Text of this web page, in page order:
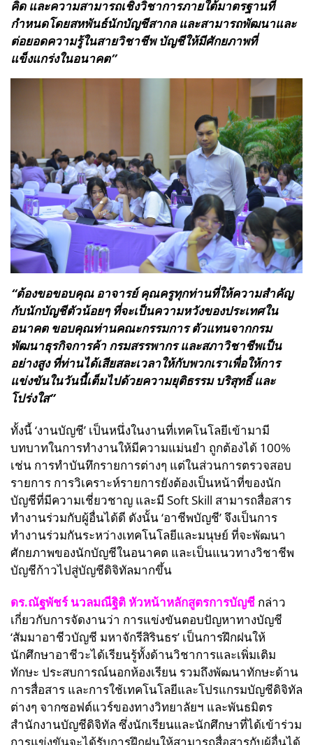
คิด และความสามารถเชิงวิชาการภายใต้มาตรฐานที่
กำหนดโดยสหพันธ์นักบัญชีสากล และสามารถพัฒนาและ
ต่อยอดความรู้ในสายวิชาชีพ บัญชีให้มีศักยภาพที่
แข็งแกร่งในอนาคต”
“ต้องขอขอบคุณ อาจารย์ คุณครูทุกท่านที่ให้ความสำคัญ
กับนักบัญชีตัวน้อยๆ ที่จะเป็นความหวังของประเทศใน
อนาคต ขอบคุณท่านคณะกรรมการ ตัวแทนจากกรม
พัฒนาธุรกิจการค้า กรมสรรพากร และสภาวิชาชีพเป็น
อย่างสูง ที่ท่านได้เสียสละเวลาให้กับพวกเราเพื่อให้การ
แข่งขันในวันนี้เต็มไปด้วยความยุติธรรม บริสุทธิ์ และ
โปร่งใส”
ทั้งนี้ ‘งานบัญชี’ เป็นหนึ่งในงานที่เทคโนโลยีเข้ามามี
บทบาทในการทำงานให้มีความแม่นยำ ถูกต้องได้ 100%
เช่น การทำบันทึกรายการต่างๆ แต่ในส่วนการตรวจสอบ
รายการ การวิเคราะห์รายการยังต้องเป็นหน้าที่ของนัก
บัญชีที่มีความเชี่ยวชาญ และมี Soft Skill สามารถสื่อสาร
ทำงานร่วมกับผู้อื่นได้ดี ดังนั้น ‘อาชีพบัญชี’ จึงเป็นการ
ทำงานร่วมกันระหว่างเทคโนโลยีและมนุษย์ ที่จะพัฒนา
ศักยภาพของนักบัญชีในอนาคต และเป็นแนวทางวิชาชีพ
บัญชีก้าวไปสู่บัญชีดิจิทัลมากขึ้น
ดร.ณัฐพัชร์ นวลมณีฐิติ หัวหน้าหลักสูตรการบัญชี กล่าว
เกี่ยวกับการจัดงานว่า การแข่งขันตอบปัญหาทางบัญชี
‘สัมมาอาชีวบัญชี มหาจักรีสิรินธร’ เป็นการฝึกฝนให้
นักศึกษาอาชีวะได้เรียนรู้ทั้งด้านวิชาการและเพิ่มเติม
ทักษะ ประสบการณ์นอกห้องเรียน รวมถึงพัฒนาทักษะด้าน
การสื่อสาร และการใช้เทคโนโลยีและโปรแกรมบัญชีดิจิทัล
ต่างๆ จากซอฟต์แวร์ของทางวิทยาลัยฯ และพันธมิตร
สำนักงานบัญชีดิจิทัล ซึ่งนักเรียนและนักศึกษาที่ได้เข้าร่วม